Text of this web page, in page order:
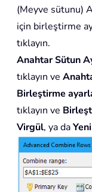
(Meyve sütunu)
için birleştirme
tıklayın.
Anahtar Sütun
tıklayın ve
Birleştirme
tıklayın ve
Virgül, ya da